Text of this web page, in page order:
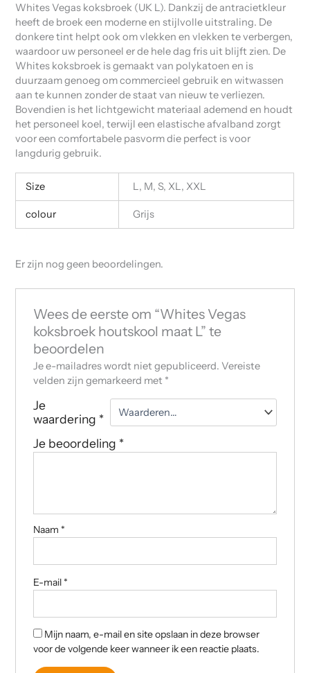
Whites Vegas koksbroek (UK L). Dankzij de antracietkleur
heeft de broek een moderne en stijlvolle uitstraling. De
donkere tint helpt ook om vlekken en vlekken te verbergen,
waardoor uw personeel er de hele dag fris uit blijft zien. De
Whites koksbroek is gemaakt van polykatoen en is
duurzaam genoeg om commercieel gebruik en witwassen
aan te kunnen zonder de staat van nieuw te verliezen.
Bovendien is het lichtgewicht materiaal ademend en houdt
het personeel koel, terwijl een elastische afvalband zorgt
voor een comfortabele pasvorm die perfect is voor
langdurig gebruik.
Size L, M, S, XL, XXL
colour Grijs
Er zijn nog geen beoordelingen.
Wees de eerste om “Whites Vegas
koksbroek houtskool maat L” te
beoordelen
Je e-mailadres wordt niet gepubliceerd. Vereiste
velden zijn gemarkeerd met *
Je
waardering *
Je beoordeling *
Naam *
E-mail *
Mijn naam, e-mail en site opslaan in deze browser
voor de volgende keer wanneer ik een reactie plaats.